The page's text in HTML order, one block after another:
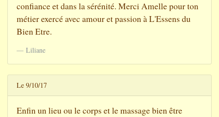
confiance et dans la sérénité. Merci Amelle pour ton
métier exercé avec amour et passion à L'Essens du
Bien Etre.
Liliane
Le 9/10/17
Enfin un lieu ou le corps et le massage bien être